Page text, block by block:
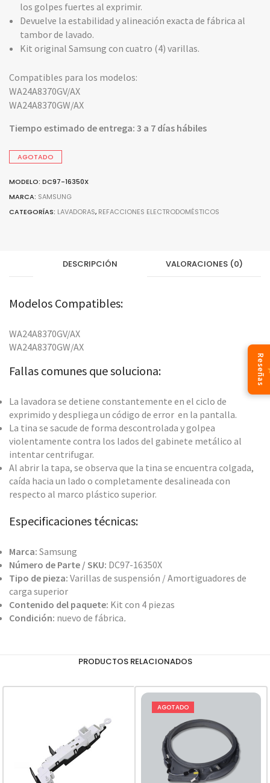
los golpes fuertes al exprimir.
Devuelve la estabilidad y alineación exacta de fábrica al
tambor de lavado.
Kit original Samsung con cuatro (4) varillas.
Compatibles para los modelos:
WA24A8370GV/AX
WA24A8370GW/AX
Tiempo estimado de entrega: 3 a 7 días hábiles
AGOTADO
MODELO: DC97-16350X
MARCA: SAMSUNG
CATEGORÍAS: LAVADORAS, REFACCIONES ELECTRODOMÉSTICOS
DESCRIPCIÓN VALORACIONES (0)
Modelos Compatibles:
WA24A8370GV/AX
WA24A8370GW/AX
Fallas comunes que soluciona:
La lavadora se detiene constantemente en el ciclo de
exprimido y despliega un código de error en la pantalla.
La tina se sacude de forma descontrolada y golpea
violentamente contra los lados del gabinete metálico al
intentar centrifugar.
Al abrir la tapa, se observa que la tina se encuentra colgada,
caída hacia un lado o completamente desalineada con
respecto al marco plástico superior.
Especificaciones técnicas:
Marca: Samsung
Número de Parte / SKU: DC97-16350X
Tipo de pieza: Varillas de suspensión / Amortiguadores de
carga superior
Contenido del paquete: Kit con 4 piezas
Condición: nuevo de fábrica.
PRODUCTOS RELACIONADOS
AGOTADO
Reseñas